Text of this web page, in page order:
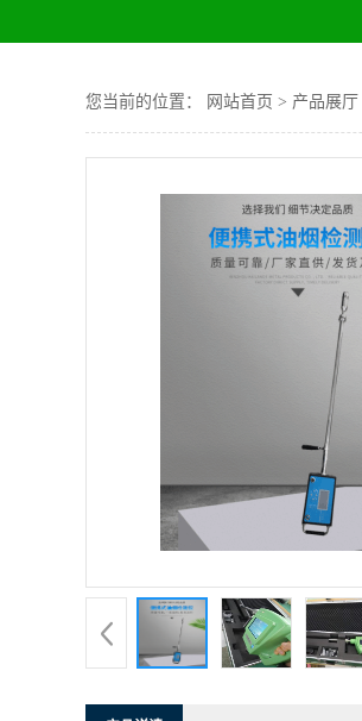
您当前的位置： 网站首页 > 产品展厅